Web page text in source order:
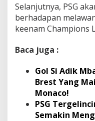
Selanjutnya, PSG
berhadapan
keenam Champions
Baca juga :
Gol Si Adik
Brest Yang
Monaco!
PSG
Semakin